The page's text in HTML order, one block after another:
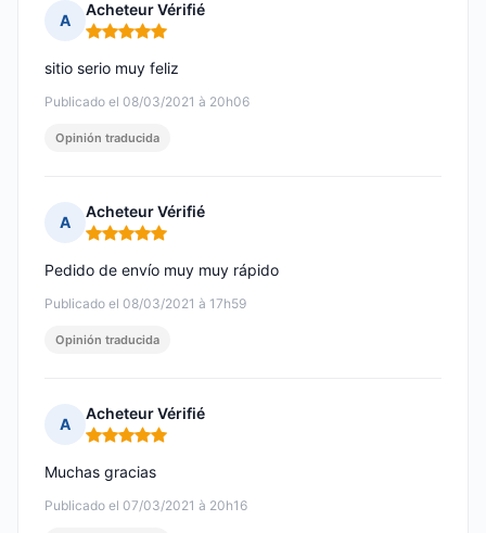
A
Acheteur Vérifié
Nota: 5 de 5
Publicado el 08/03/2021 à 20h06
sitio serio muy feliz
Opinión traducida
A
Acheteur Vérifié
Nota: 5 de 5
Publicado el 08/03/2021 à 17h59
Pedido de envío muy muy rápido
Opinión traducida
A
Acheteur Vérifié
Nota: 5 de 5
Publicado el 07/03/2021 à 20h16
Muchas gracias